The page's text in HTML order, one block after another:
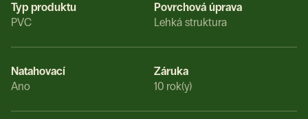
Typ produktu
PVC
Povrchová úprava
Lehká struktura
Natahovací
Ano
Záruka
10 rok(y)